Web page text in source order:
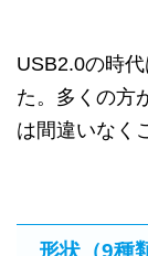
USB2.0の時
た。多くの方
は間違いなく
形状（9種